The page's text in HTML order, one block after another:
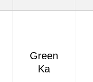
Green
Ka